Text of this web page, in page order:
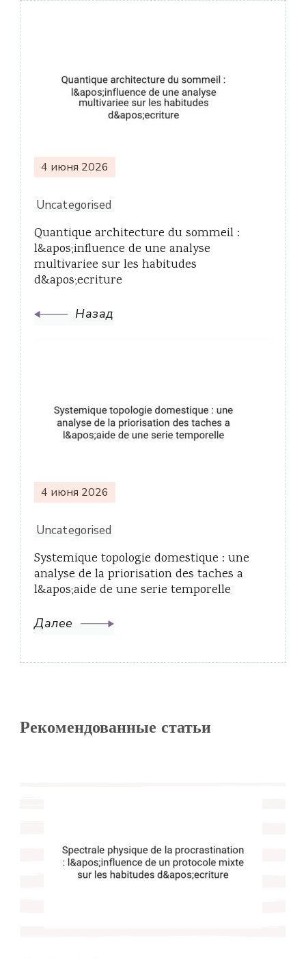
записям
4 июня 2026
Uncategorised
Quantique architecture du sommeil :
l&apos;influence de une analyse
multivariee sur les habitudes
d&apos;ecriture
Назад
4 июня 2026
Uncategorised
Systemique topologie domestique : une
analyse de la priorisation des taches a
l&apos;aide de une serie temporelle
Далее
Рекомендованные статьи